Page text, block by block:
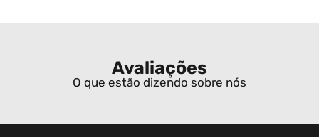
Avaliações
O que estão dizendo sobre nós